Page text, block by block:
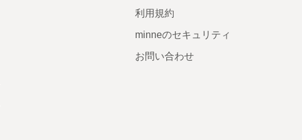
利用規約
minneのセキュリティ
お問い合わせ